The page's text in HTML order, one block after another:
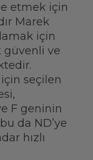
etmek için
Marek
için
güvenli ve
seçilen
F geninin
da ND’ye
hızlı